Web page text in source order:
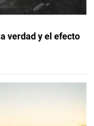
verdad y el efecto